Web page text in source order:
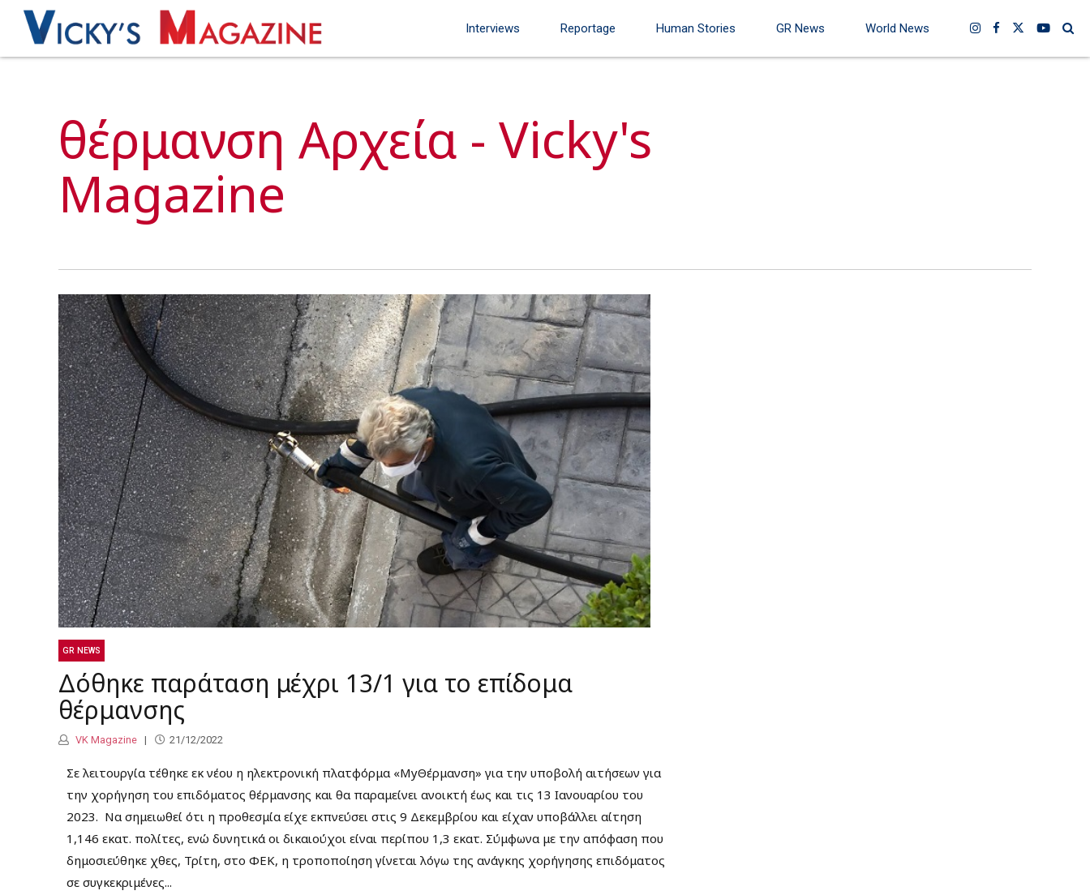
Interviews Reportage Human Stories GR News World News
θέρμανση Αρχεία - Vicky's
Magazine
GR NEWS
Δόθηκε παράταση μέχρι 13/1 για το επίδομα
θέρμανσης
VK Magazine 21/12/2022
Σε λειτουργία τέθηκε εκ νέου η ηλεκτρονική πλατφόρμα «MyΘέρμανση» για την υποβολή αιτήσεων για
την χορήγηση του επιδόματος θέρμανσης και θα παραμείνει ανοικτή έως και τις 13 Ιανουαρίου του
2023. Να σημειωθεί ότι η προθεσμία είχε εκπνεύσει στις 9 Δεκεμβρίου και είχαν υποβάλλει αίτηση
1,146 εκατ. πολίτες, ενώ δυνητικά οι δικαιούχοι είναι περίπου 1,3 εκατ. Σύμφωνα με την απόφαση που
δημοσιεύθηκε χθες, Τρίτη, στο ΦΕΚ, η τροποποίηση γίνεται λόγω της ανάγκης χορήγησης επιδόματος
σε συγκεκριμένες...